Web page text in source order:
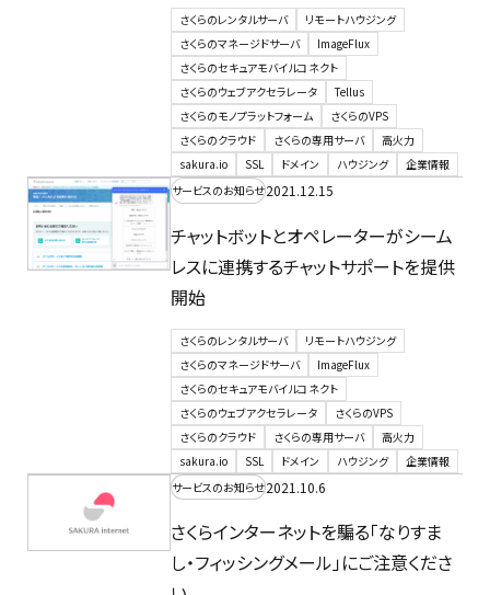
さくらのレンタルサーバ
リモートハウジング
さくらのマネージドサーバ
ImageFlux
さくらのセキュアモバイルコネクト
さくらのウェブアクセラレータ
Tellus
さくらのモノプラットフォーム
さくらのVPS
さくらのクラウド
さくらの専用サーバ
高火力
sakura.io
SSL ドメイン ハウジング
企業情報
サービスのお知らせ2021.12.15
チャットボットとオペレーターがシーム
レスに連携するチャットサポートを提供
開始
さくらのレンタルサーバ
リモートハウジング
さくらのマネージドサーバ
ImageFlux
さくらのセキュアモバイルコネクト
さくらのウェブアクセラレータ
さくらのVPS
さくらのクラウド
さくらの専用サーバ
高火力
sakura.io
SSL ドメイン ハウジング
企業情報
サービスのお知らせ2021.10.6
さくらインターネットを騙る「なりすま
し・フィッシングメール」にご注意くださ